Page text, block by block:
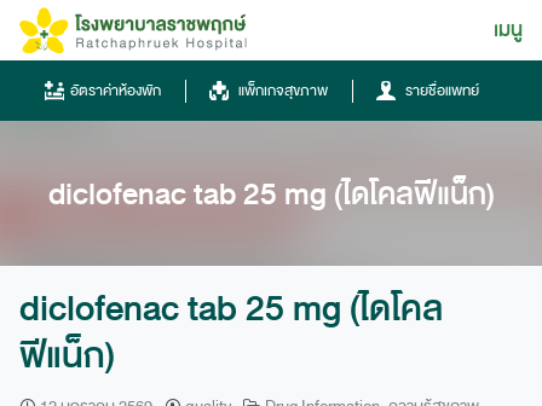
Skip
content
เมนู
ไทย
ไทย
English
อัตราค่าห้องพัก แพ็กเกจสุขภาพ รายชื่อแพทย์
diclofenac tab 25 mg (ไดโคลฟีแน็ก)
diclofenac tab 25 mg (ไดโคล
ฟีแน็ก)